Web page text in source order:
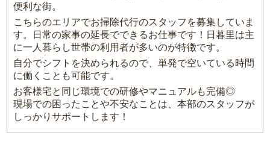
便利な街。
こちらのエリアでお掃除代行のスタッフを募集していま
す。日常の家事の延長でできるお仕事です！日暮里は主
に一人暮らし世帯の利用者が多いのが特徴です。
自分でシフトを決められるので、単発で空いている時間
に働くことも可能です。
お客様宅と同じ環境での研修やマニュアルも完備◎
現場での困ったことや不安なことは、本部のスタッフが
しっかりサポートします！